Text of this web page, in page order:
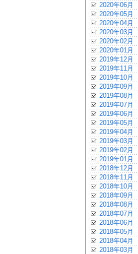
2020年06月
2020年05月
2020年04月
2020年03月
2020年02月
2020年01月
2019年12月
2019年11月
2019年10月
2019年09月
2019年08月
2019年07月
2019年06月
2019年05月
2019年04月
2019年03月
2019年02月
2019年01月
2018年12月
2018年11月
2018年10月
2018年09月
2018年08月
2018年07月
2018年06月
2018年05月
2018年04月
2018年03月